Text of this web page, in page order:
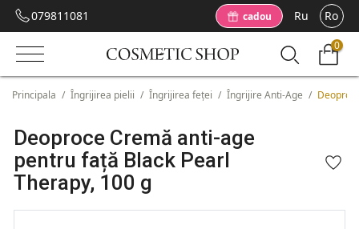
079811081 cadou Ru Ro
0
Principala / Îngrijirea pielii / Îngrijirea feței / Îngrijire Anti-Age /
Deoproce Cremă anti-age
pentru față Black Pearl
Therapy, 100 g